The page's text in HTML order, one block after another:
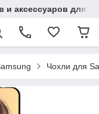
и аксессуаров для
Чохли для